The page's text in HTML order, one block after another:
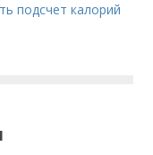
подсчет калорий